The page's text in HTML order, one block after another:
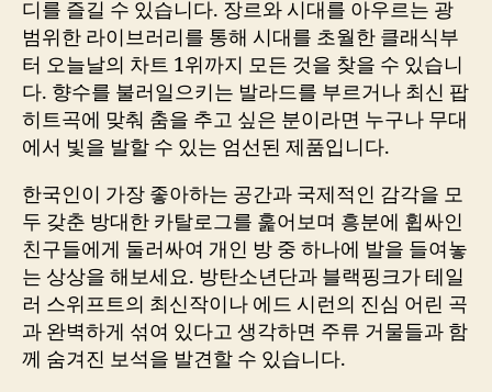
디를 즐길 수 있습니다. 장르와 시대를 아우르는 광
범위한 라이브러리를 통해 시대를 초월한 클래식부
터 오늘날의 차트 1위까지 모든 것을 찾을 수 있습니
다. 향수를 불러일으키는 발라드를 부르거나 최신 팝
히트곡에 맞춰 춤을 추고 싶은 분이라면 누구나 무대
에서 빛을 발할 수 있는 엄선된 제품입니다.
한국인이 가장 좋아하는 공간과 국제적인 감각을 모
두 갖춘 방대한 카탈로그를 훑어보며 흥분에 휩싸인
친구들에게 둘러싸여 개인 방 중 하나에 발을 들여놓
는 상상을 해보세요. 방탄소년단과 블랙핑크가 테일
러 스위프트의 최신작이나 에드 시런의 진심 어린 곡
과 완벽하게 섞여 있다고 생각하면 주류 거물들과 함
께 숨겨진 보석을 발견할 수 있습니다.